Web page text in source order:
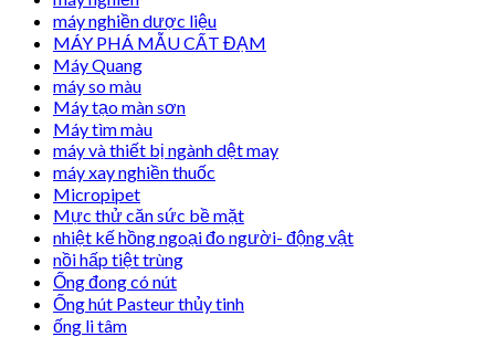
máy nghiền dược liệu
MÁY PHÁ MẪU CẤT ĐẠM
Máy Quang
máy so màu
Máy tạo màn sơn
Máy tìm màu
máy và thiết bị ngành dệt may
máy xay nghiền thuốc
Micropipet
Mực thử căn sức bề mặt
nhiệt kế hồng ngoại đo người- động vật
nồi hấp tiệt trùng
Ống đong có nút
Ống hút Pasteur thủy tinh
ống li tâm